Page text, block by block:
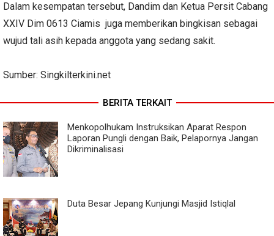
Dalam kesempatan tersebut, Dandim dan Ketua Persit Cabang
XXIV Dim 0613 Ciamis juga memberikan bingkisan sebagai
wujud tali asih kepada anggota yang sedang sakit.
Sumber: Singkilterkini.net
BERITA TERKAIT
Menkopolhukam Instruksikan Aparat Respon
Laporan Pungli dengan Baik, Pelapornya Jangan
Dikriminalisasi
Duta Besar Jepang Kunjungi Masjid Istiqlal